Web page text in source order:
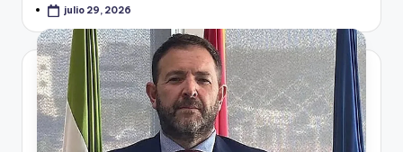
julio 29, 2026